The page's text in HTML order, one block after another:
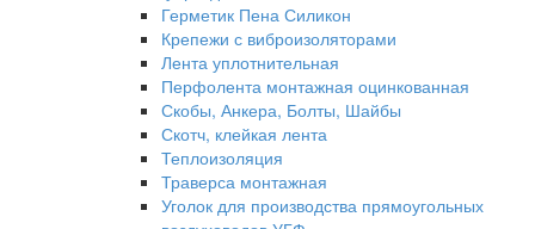
Герметик Пена Силикон
Крепежи с виброизоляторами
Лента уплотнительная
Перфолента монтажная оцинкованная
Скобы, Анкера, Болты, Шайбы
Скотч, клейкая лента
Теплоизоляция
Траверса монтажная
Уголок для производства прямоугольных